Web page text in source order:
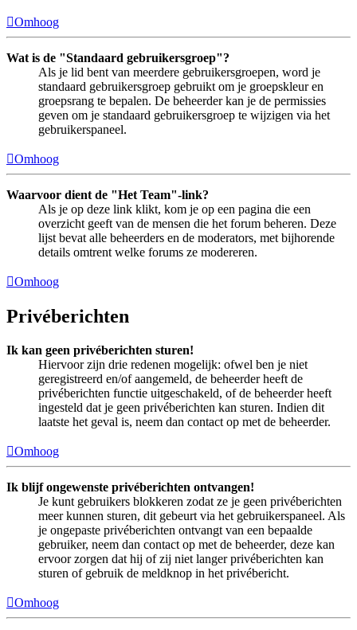
Omhoog
Wat is de "Standaard gebruikersgroep"?
Als je lid bent van meerdere gebruikersgroepen, word je
standaard gebruikersgroep gebruikt om je groepskleur en
groepsrang te bepalen. De beheerder kan je de permissies
geven om je standaard gebruikersgroep te wijzigen via het
gebruikerspaneel.
Omhoog
Waarvoor dient de "Het Team"-link?
Als je op deze link klikt, kom je op een pagina die een
overzicht geeft van de mensen die het forum beheren. Deze
lijst bevat alle beheerders en de moderators, met bijhorende
details omtrent welke forums ze modereren.
Omhoog
Privéberichten
Ik kan geen privéberichten sturen!
Hiervoor zijn drie redenen mogelijk: ofwel ben je niet
geregistreerd en/of aangemeld, de beheerder heeft de
privéberichten functie uitgeschakeld, of de beheerder heeft
ingesteld dat je geen privéberichten kan sturen. Indien dit
laatste het geval is, neem dan contact op met de beheerder.
Omhoog
Ik blijf ongewenste privéberichten ontvangen!
Je kunt gebruikers blokkeren zodat ze je geen privéberichten
meer kunnen sturen, dit gebeurt via het gebruikerspaneel. Als
je ongepaste privéberichten ontvangt van een bepaalde
gebruiker, neem dan contact op met de beheerder, deze kan
ervoor zorgen dat hij of zij niet langer privéberichten kan
sturen of gebruik de meldknop in het privébericht.
Omhoog